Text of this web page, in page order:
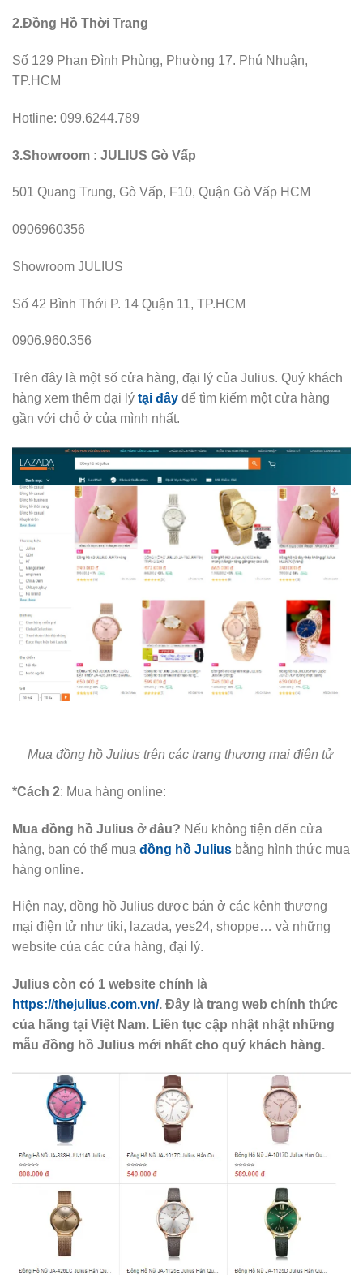
2.Đồng Hồ Thời Trang
Số 129 Phan Đình Phùng, Phường 17. Phú Nhuận,
TP.HCM
Hotline: 099.6244.789
3.Showroom : JULIUS Gò Vấp
501 Quang Trung, Gò Vấp, F10, Quận Gò Vấp HCM
0906960356
Showroom JULIUS
Số 42 Bình Thới P. 14 Quận 11, TP.HCM
0906.960.356
Trên đây là một số cửa hàng, đại lý của Julius. Quý khách
hàng xem thêm đại lý tại đây để tìm kiếm một cửa hàng
gần với chỗ ở của mình nhất.
Mua đồng hồ Julius trên các trang thương mại điện tử
*Cách 2: Mua hàng online:
Mua đồng hồ Julius ở đâu? Nếu không tiện đến cửa
hàng, bạn có thể mua đồng hồ Julius bằng hình thức mua
hàng online.
Hiện nay, đồng hồ Julius được bán ở các kênh thương
mại điện tử như tiki, lazada, yes24, shoppe… và những
website của các cửa hàng, đại lý.
Julius còn có 1 website chính là
https://thejulius.com.vn/. Đây là trang web chính thức
của hãng tại Việt Nam. Liên tục cập nhật nhật những
mẫu đồng hồ Julius mới nhất cho quý khách hàng.